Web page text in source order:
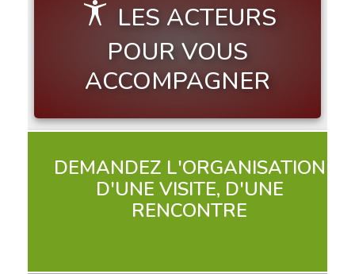
LES ACTEURS
POUR VOUS
ACCOMPAGNER
DEMANDEZ L'ORGANISATION
D'UNE VISITE, D'UNE
RENCONTRE